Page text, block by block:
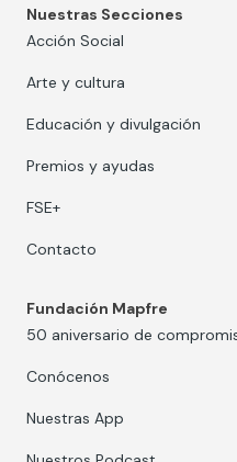
Nuestras Secciones
Acción Social
Arte y cultura
Educación y divulgación
Premios y ayudas
FSE+
Contacto
Fundación Mapfre
50 aniversario de
Conócenos
Nuestras App